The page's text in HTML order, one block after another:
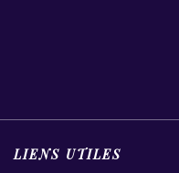
LIENS UTILES